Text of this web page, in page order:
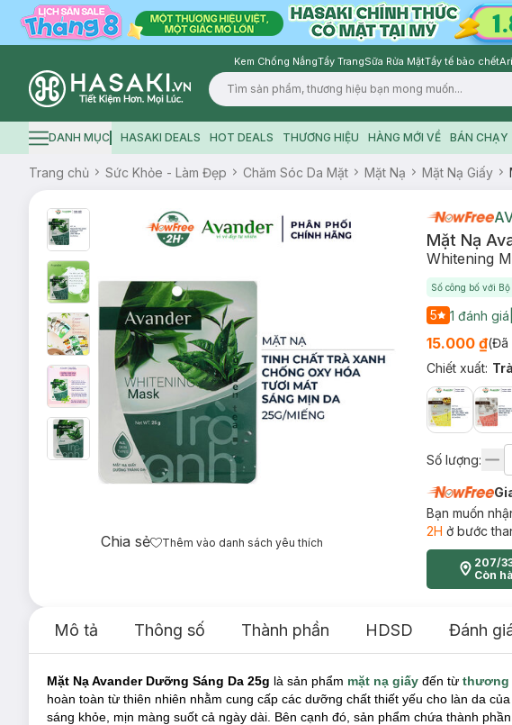
Kem Chống NắngTẩy TrangSữa Rửa MặtTẩy tế bào chết
Logo
Hamburger icon
DANH MỤC HASAKI DEALS HOT DEALS THƯƠNG HIỆU HÀNG MỚI VỀ BÁN CHẠY
Trang chủ Sức Khỏe - Làm Đẹp Chăm Sóc Da Mặt Mặt Nạ Mặt Nạ Giấy
Chia sẻ Thêm vào danh sách yêu thích
Mặt Nạ
Whitening
Số công bố với
5 1 đánh giá
15.000 ₫(Đã
Chiết xuất:
Số lượng:
Bạn muốn
2H ở bước
207/
Còn
Mô tả Thông số Thành phần HDSD Đánh
Mặt NạAvander Dưỡng Sáng Da 25g là sản phẩm mặt nạ giấy đến từ thương
hoàn toàn từ thiên nhiên nhằm cung cấp các dưỡng chất thiết yếu cho làn da
sáng khỏe, mịn màng suốt cả ngày dài. Bên cạnh đó, sản phẩm chứa thành phần